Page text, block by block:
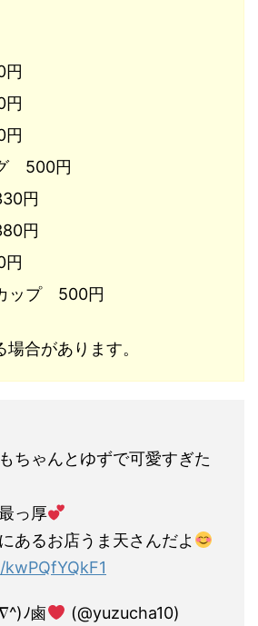
500円
円
円
ップ 500円
合があります。
ちゃんとゆずで可愛すぎた
っ厚
あるお店うま天さんだよ
ﾉ鹵
(@yuzucha10)